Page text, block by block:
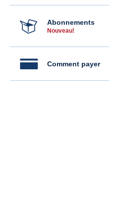
Abonnements
Nouveau!
Comment payer